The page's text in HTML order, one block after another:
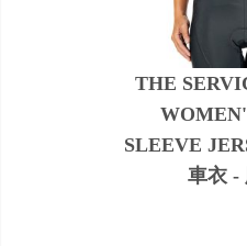
THE
SLEEVE
車衣 -